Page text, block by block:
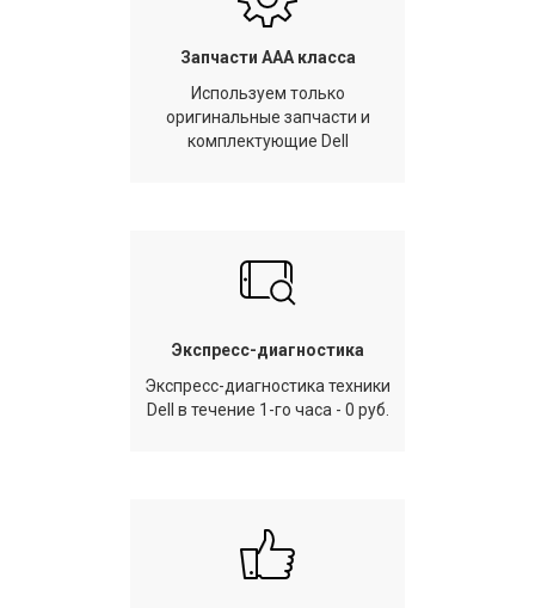
Запчасти AAA класса
Используем только
оригинальные запчасти и
комплектующие Dell
Экспресс-диагностика
Экспресс-диагностика техники
Dell в течение 1-го часа - 0 руб.